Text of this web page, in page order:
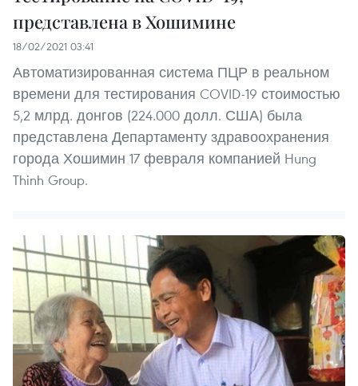
представлена в Хошимине
18/02/2021 03:41
Автоматизированная система ПЦР в реальном
времени для тестирования COVID-19 стоимостью
5,2 млрд. донгов (224.000 долл. США) была
представлена Департаменту здравоохранения
города Хошимин 17 февраля компанией Hung
Thinh Group.